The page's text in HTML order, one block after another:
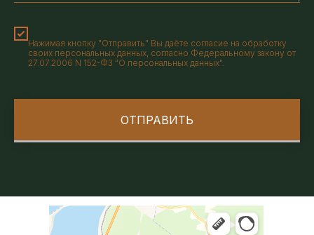
Нажимая кнопку "Отправить" Вы даёте согласие на обработку
своих персональных данных, согласно Федеральному закону от
27.07.2006 N 152-ФЗ "О персональных данных".
ОТПРАВИТЬ